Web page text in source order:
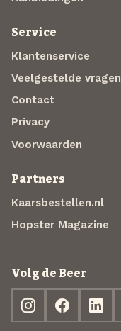
Service
Klantenservice
Veelgestelde vragen
Contact
Privacy
Voorwaarden
Partners
Kaarsbestellen.nl
Hopster Magazine
Volg de Beer